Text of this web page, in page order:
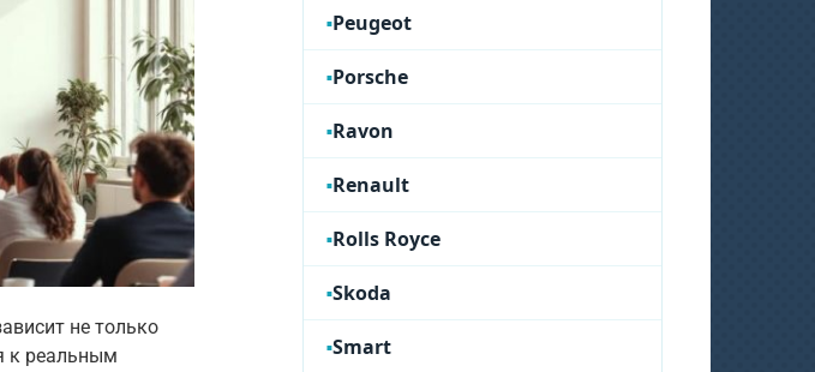
не только
к реальным
Peugeot
Porsche
Ravon
Renault
Rolls Royce
Skoda
Smart